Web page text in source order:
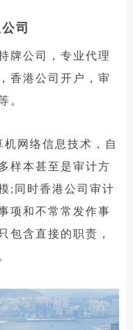
司
公司，专业代理
香港公司开户，审
。
网络信息技术，自
样本甚至是审计方
;同时香港公司审计
项和不常常发作事
包含直接的职责，